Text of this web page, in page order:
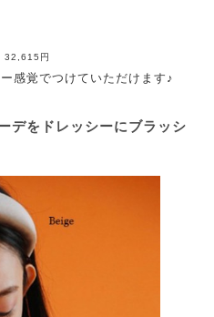
32,615円
感覚でつけていただけます♪
デをドレッシーにブラッシ